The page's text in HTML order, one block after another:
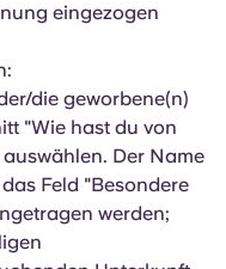
eingezogen
die geworbene(n)
"Wie hast du von
Der Name
Feld "Besondere
werden;